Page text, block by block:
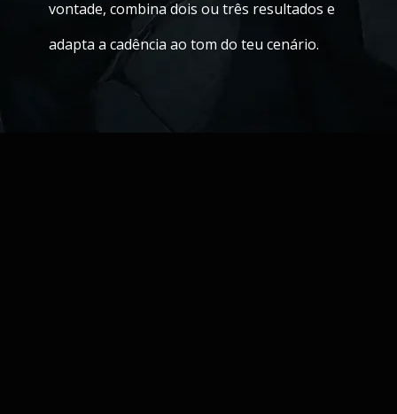
vontade, combina dois ou três resultados e
adapta a cadência ao tom do teu cenário.